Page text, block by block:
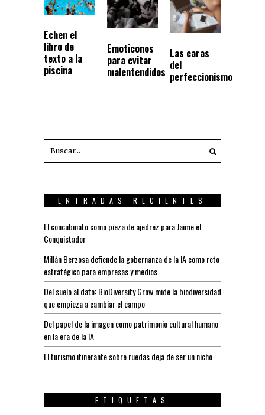
Echen el
libro de
texto a la
piscina
Emoticonos
para evitar
malentendidos
Las caras
del
perfeccionismo
ENTRADAS RECIENTES
El concubinato como pieza de ajedrez para Jaime el
Conquistador
Millán Berzosa defiende la gobernanza de la IA como reto
estratégico para empresas y medios
Del suelo al dato: BioDiversity Grow mide la biodiversidad
que empieza a cambiar el campo
Del papel de la imagen como patrimonio cultural humano
en la era de la IA
El turismo itinerante sobre ruedas deja de ser un nicho
ETIQUETAS